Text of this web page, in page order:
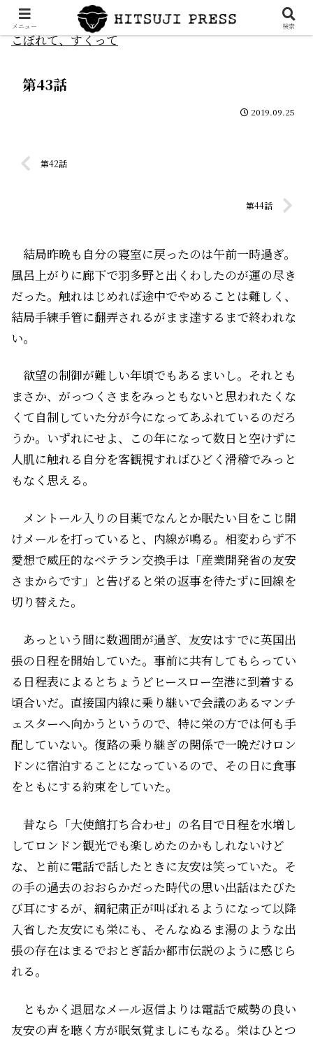
こぼれて、すくって
第43話
2019.09.25
第42話
第44話
結局昨晩も自分の寝室に戻ったのは午前一時過ぎ。
風呂上がりに廊下で羽多野と出くわしたのが運の尽き
だった。触れはじめれば途中でやめることは難しく、
結局手練手管に翻弄されるがまま達するまで終われな
い。
欲望の制御が難しい年頃でもあるまいし。それとも
まさか、がっつくさまをみっともないと思われたくな
くて自制していた分が今になってあふれているのだろ
うか。いずれにせよ、この年になって数日と空けずに
人肌に触れる自分を客観視すればひどく滑稽でみっと
もなく思える。
メントール入りの目薬でなんとか眠たい目をこじ開
けメールを打っていると、内線が鳴る。相変わらず不
愛想で威圧的なベテラン交換手は「産業開発省の友安
さまからです」と告げると栄の返事を待たずに回線を
切り替えた。
あっという間に数週間が過ぎ、友安はすでに英国出
張の日程を開始していた。事前に共有してもらってい
る日程表によるとちょうどヒースロー空港に到着する
頃合いだ。直接国内線に乗り継いで会議のあるマンチ
ェスターへ向かうというので、特に栄の方では何も手
配していない。復路の乗り継ぎの関係で一晩だけロン
ドンに宿泊することになっているので、その日に食事
をともにする約束をしていた。
昔なら「大使館打ち合わせ」の名目で日程を水増し
してロンドン観光でも楽しめたのかもしれないけど
な、と前に電話で話したときに友安は笑っていた。そ
の手の過去のおおらかだった時代の思い出話はたびた
び耳にするが、綱紀粛正が叫ばれるようになって以降
入省した友安にも栄にも、そんなぬるま湯のような出
張の存在はまるでおとぎ話か都市伝説のように感じら
れる。
ともかく退屈なメール返信よりは電話で威勢の良い
友安の声を聴く方が眠気覚ましにもなる。栄はひとつ
メニュー 検索